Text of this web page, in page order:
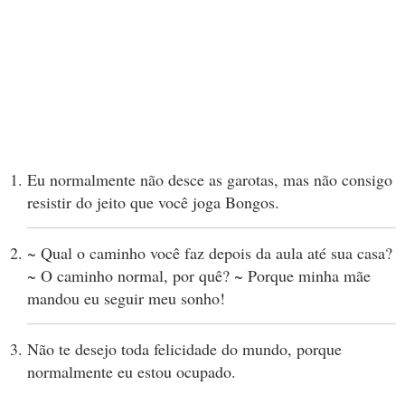
Eu normalmente não desce as garotas, mas não consigo
resistir do jeito que você joga Bongos.
~ Qual o caminho você faz depois da aula até sua casa?
~ O caminho normal, por quê? ~ Porque minha mãe
mandou eu seguir meu sonho!
Não te desejo toda felicidade do mundo, porque
normalmente eu estou ocupado.